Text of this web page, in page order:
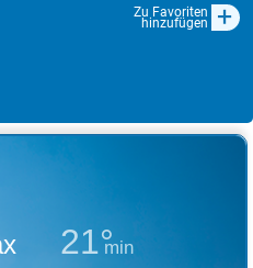
Zu Favoriten
hinzufügen +
21°
min